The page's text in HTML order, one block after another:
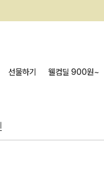
선물하기 웰컴딜 900원~